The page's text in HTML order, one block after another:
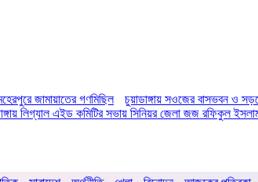
জামায়াতের গণমিছিল
চুয়াডাঙ্গায় সওজের বাসভবন ও
লিগ্যাল এইড কমিটির সভায় সিনিয়র জেলা জজ রফিকুল